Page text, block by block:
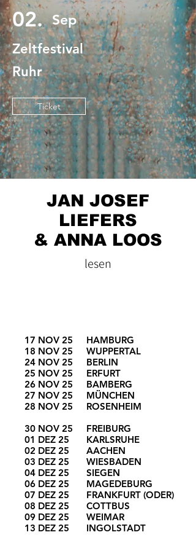
02. Sep
Zeltfestival
Ruhr
Ticket
JAN JOSEF
LIEFERS
& ANNA LOOS
lesen
17 NOV 25
18 NOV 25
24 NOV 25
25 NOV 25
26 NOV 25
27 NOV 25
28 NOV 25
30 NOV 25
01 DEZ 25
02 DEZ 25
03 DEZ 25
04 DEZ 25
06 DEZ 25
07 DEZ 25
08 DEZ 25
09 DEZ 25
13 DEZ 25
HAMBURG
WUPPERTAL
BERLIN
ERFURT
BAMBERG
MÜNCHEN
ROSENHEIM
FREIBURG
KARLSRUHE
AACHEN
WIESBADEN
SIEGEN
MAGEDEBURG
FRANKFURT (ODER)
COTTBUS
WEIMAR
INGOLSTADT